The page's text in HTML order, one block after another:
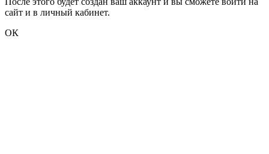
сайт и в личный кабинет.
ОК